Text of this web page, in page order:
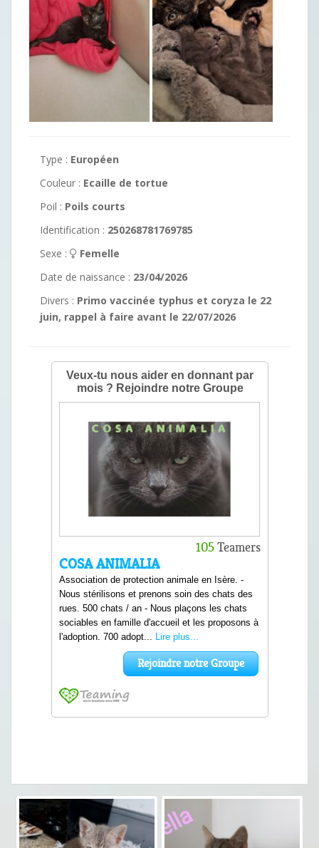
Type : Européen
Couleur : Ecaille de tortue
Poil : Poils courts
Identification : 250268781769785
Sexe :
Femelle
Date de naissance : 23/04/2026
Divers : Primo vaccinée typhus et coryza le 22
juin, rappel à faire avant le 22/07/2026